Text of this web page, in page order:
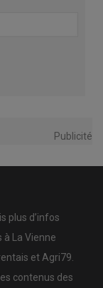
Publicité
plus d’infos
à La Vienne
et Agri79.
contenus des